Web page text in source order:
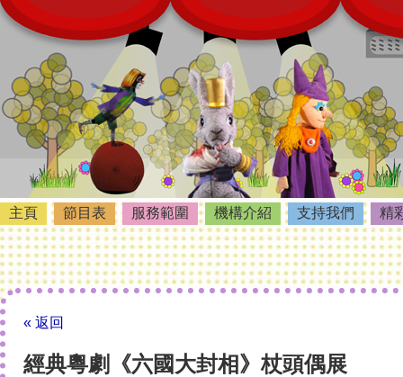
主頁 節目表 服務範圍 機構介紹 支持我們 精
« 返回
經典粵劇《六國大封相》杖頭偶展